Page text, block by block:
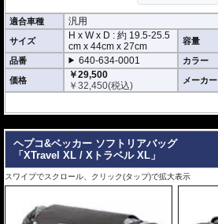
重さ 約1.2kg
適合車種 汎用
サイズ H x W x D : 約 19.5-25.5
cm x44cm x27cm 容量
品番 640-634-0001 カラー
価格
￥29,500
￥32,450(税込) メーカー
ヘプコ&ベッカー ソフトリアバッグ
「XTravel XL / Xトラベル XL」
スワイプでスクロール、クリック(タップ)で拡大表示